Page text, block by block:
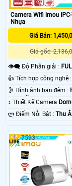
Camera Wifi Imou
Nhựa
Giá Bán:
Giá gốc:
👁️‍🗨 Độ Phân giải :
👍 Tích hợp công nghệ :
🌛 Hình ảnh ban đêm :
30m Hồng Ngoại
↕️ Thiết Kế Camera
️ლ Điểm Nỗi Bật : Thu
7593